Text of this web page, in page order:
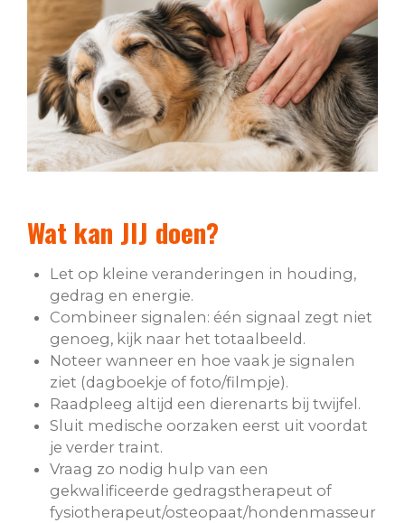
Wat kan JIJ doen?
Let op kleine veranderingen in houding,
gedrag en energie.
Combineer signalen: één signaal zegt niet
genoeg, kijk naar het totaalbeeld.
Noteer wanneer en hoe vaak je signalen
ziet (dagboekje of foto/filmpje).
Raadpleeg altijd een dierenarts bij twijfel.
Sluit medische oorzaken eerst uit voordat
je verder traint.
Vraag zo nodig hulp van een
gekwalificeerde gedragstherapeut of
fysiotherapeut/osteopaat/hondenmasseur